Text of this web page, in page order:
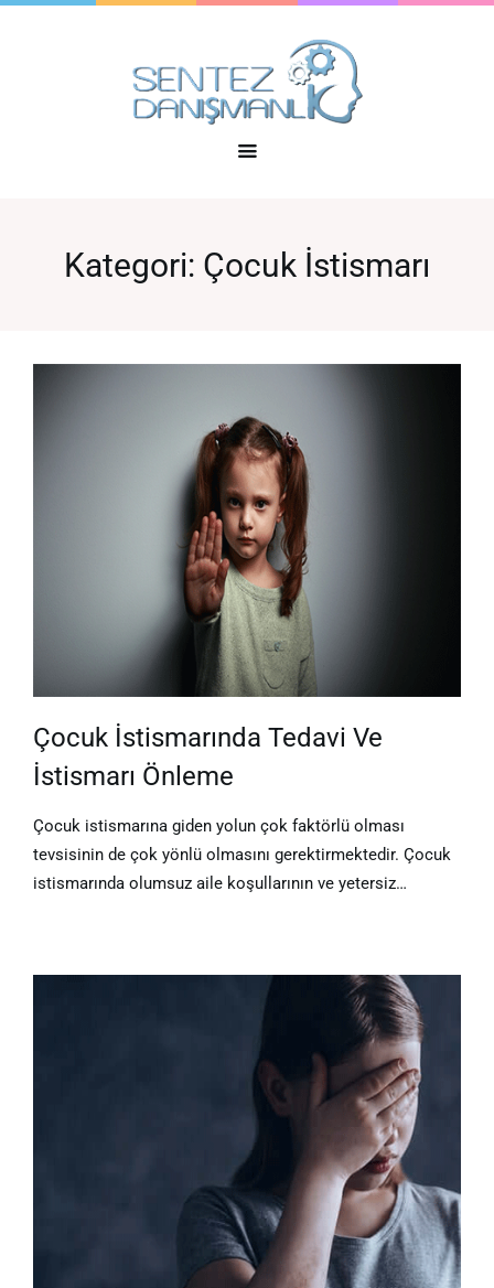
Kategori: Çocuk İstismarı
Çocuk İstismarında Tedavi Ve
İstismarı Önleme
Çocuk istismarına giden yolun çok faktörlü olması
tevsisinin de çok yönlü olmasını gerektirmektedir. Çocuk
istismarında olumsuz aile koşullarının ve yetersiz…